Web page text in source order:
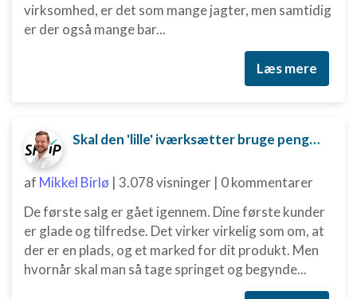
virksomhed, er det som mange jagter, men samtidig
er der også mange bar...
Læs mere
Skal den 'lille' iværksætter bruge penge på digital marketing?
af Mikkel Birlø | 3.078 visninger | 0 kommentarer
De første salg er gået igennem. Dine første kunder
er glade og tilfredse. Det virker virkelig som om, at
der er en plads, og et marked for dit produkt. Men
hvornår skal man så tage springet og begynde...
Bruge begrænsede oplysninger til at vælge
annoncering
Oprette profiler for at tilpasse indhold
Bruge profiler til at vælge tilpasset indhold
Måle indholdseffektivitet
Forstå målgrupper gennem statistikker eller
kombinationer af oplysninger fra forskellige